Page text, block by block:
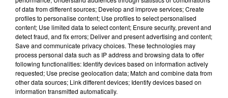
of data from different sources; Develop and improve services; Create
profiles to personalise content; Use profiles to select personalised
content; Use limited data to select content; Ensure security, prevent and
detect fraud, and fix errors; Deliver and present advertising and content;
Save and communicate privacy choices. These technologies may
process personal data such as IP address and browsing data to offer
following functionalities: Identify devices based on information actively
requested; Use precise geolocation data; Match and combine data from
other data sources; Link different devices; Identify devices based on
information transmitted automatically.